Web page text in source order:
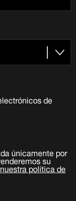
de
únicamente por
su
política de